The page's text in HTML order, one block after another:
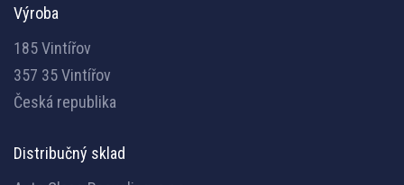
Výroba
185 Vintířov
357 35 Vintířov
Česká republika
Distribučný sklad